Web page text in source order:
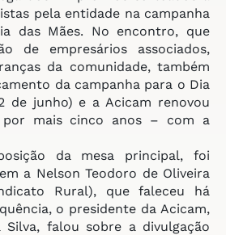
pela entidade na campanha
das Mães. No encontro, que
de empresários associados,
da comunidade, também
da campanha para o Dia
de junho) e a Acicam renovou
por mais cinco anos – com a
da mesa principal, foi
a Nelson Teodoro de Oliveira
Rural), que faleceu há
o presidente da Acicam,
Silva, falou sobre a divulgação